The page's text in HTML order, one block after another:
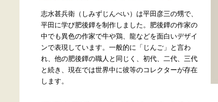
志水甚兵衛（しみずじんべい）は平田彦三の甥で、
平田に学び肥後鐔を制作しました。肥後鐔の作家の
中でも異色の作家で牛や鶏、龍などを面白いデザイ
ンで表現しています。一般的に「じんご」と言わ
れ、他の肥後鐔の職人と同じく、初代、二代、三代
と続き、現在では世界中に彼等のコレクターが存在
します。